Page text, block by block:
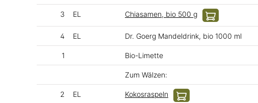
3 EL Chiasamen, bio 500 g
4 EL Dr. Goerg Mandeldrink, bio 1000 ml
1 Bio-Limette
Zum Wälzen:
2 EL Kokosraspeln